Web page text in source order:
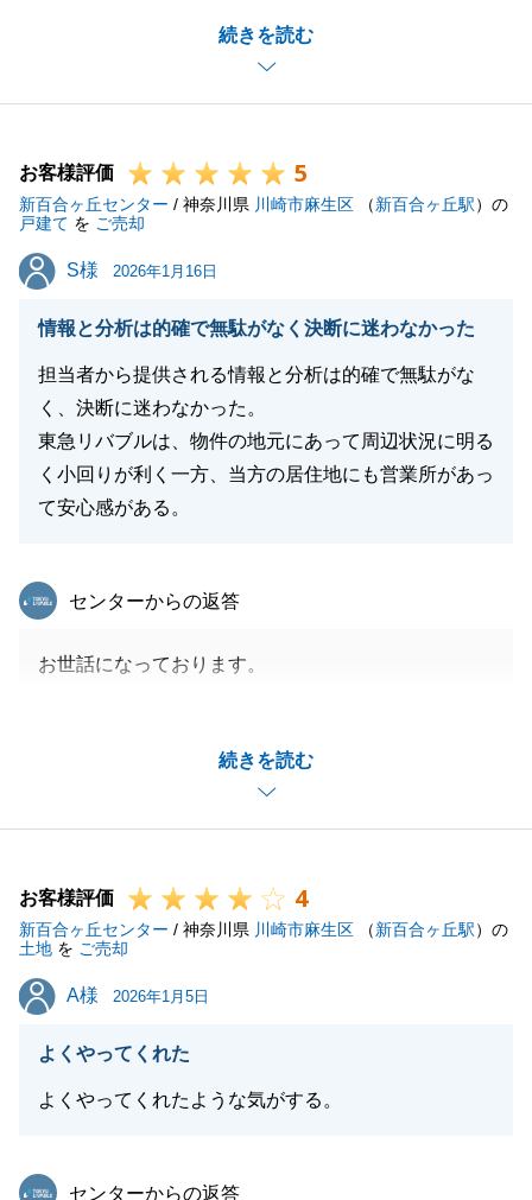
続きを読む
り、誠におめでとうございます。
今後ともよろしくお願いいたします。
閉じる
お客様評価 5
新百合ヶ丘センター / 神奈川県 川崎市麻生区 （新百合ヶ丘駅）の
戸建て を ご売却
S様
S様 2026年1月16日
情報と分析は的確で無駄がなく決断に迷わなかった
担当者から提供される情報と分析は的確で無駄がな
く、決断に迷わなかった。
東急リバブルは、物件の地元にあって周辺状況に明る
く小回りが利く一方、当方の居住地にも営業所があっ
て安心感がある。
続きを読む
東急リバブル
センターからの返答
お世話になっております。
今後ともよろしくお願いいたします。
閉じる
お客様評価 4
新百合ヶ丘センター / 神奈川県 川崎市麻生区 （新百合ヶ丘駅）の
土地 を ご売却
A様
A様 2026年1月5日
よくやってくれた
よくやってくれたような気がする。
東急リバブル
センターからの返答